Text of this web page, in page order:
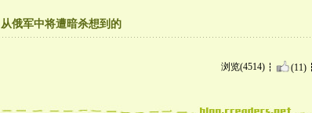
从俄军中将遭暗杀想到的
浏览(4514) (11)